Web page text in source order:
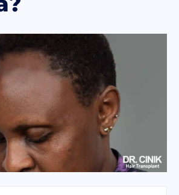
política de privacidad
para Mensaje Electrónico Comercial
ENVIAR